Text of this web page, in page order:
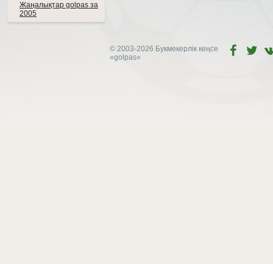
Жаңалықтар golpas за
2005
© 2003-2026 Букмекерлік кеңсе
«golpas»